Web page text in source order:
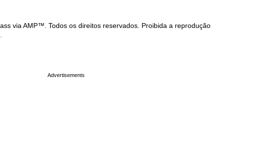
via AMP™. Todos os direitos reservados. Proibida a reprodução